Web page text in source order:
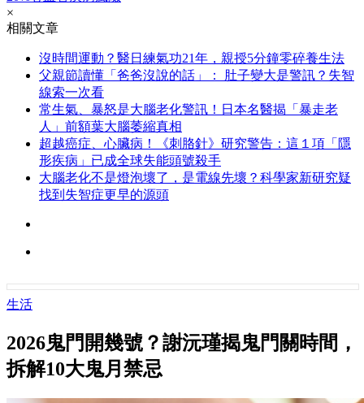
×
相關文章
沒時間運動？醫日練氣功21年，親授5分鐘零碎養生法
父親節讀懂「爸爸沒說的話」： 肚子變大是警訊？失智
線索一次看
常生氣、暴怒是大腦老化警訊！日本名醫揭「暴走老
人」前額葉大腦萎縮真相
超越癌症、心臟病！《刺胳針》研究警告：這１項「隱
形疾病」已成全球失能頭號殺手
大腦老化不是燈泡壞了，是電線先壞？科學家新研究疑
找到失智症更早的源頭
生活
2026鬼門開幾號？謝沅瑾揭鬼門關時間，
拆解10大鬼月禁忌